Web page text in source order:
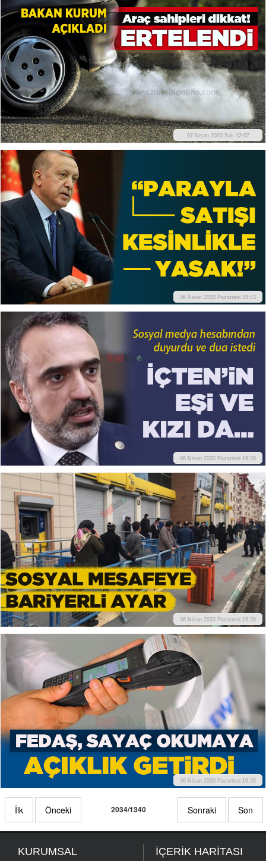
07 Nisan 2020 Salı 12:07
06 Nisan 2020 Pazartesi 18:43
06 Nisan 2020 Pazartesi 16:29
06 Nisan 2020 Pazartesi 16:28
06 Nisan 2020 Pazartesi 16:26
İlk Önceki 2034/1340 Sonraki Son
KURUMSAL İÇERİK HARİTASI